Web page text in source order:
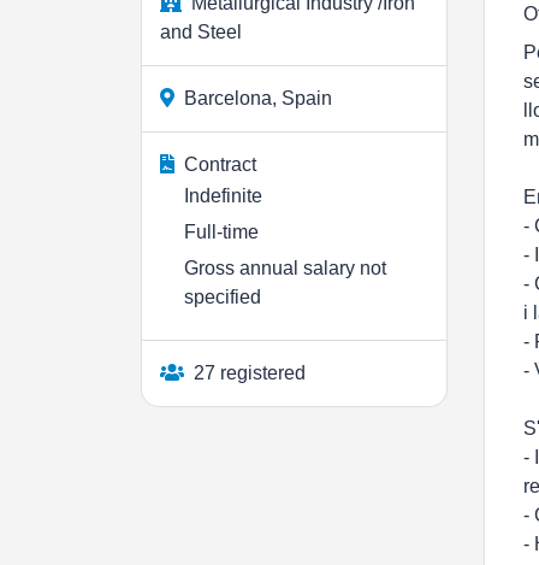
and Steel
Barcelona, Spain
Contract
Indefinite
Full-time
Gross annual salary not
specified
27 registered
-
-
-
i
-
-
-
-
-